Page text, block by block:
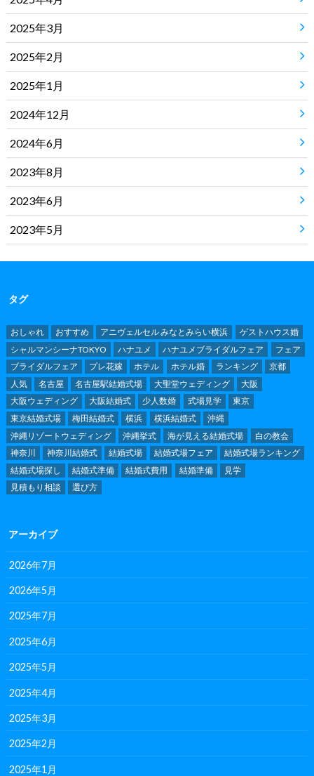
2025年3月
2025年2月
2025年1月
2024年12月
2024年6月
2023年8月
2023年6月
2023年5月
タグ
おしゃれ おすすめ アニヴェルセル みなとみらい横浜
ゲストハウス婚
シャルマンシーナTOKYO
ハナユメ ハナユメブライダルフェア
フェア
ブライダルフェア
プレ花嫁 ホテル ホテル婚 ランキング
京都
人気
名古屋 名古屋駅結婚式場 大聖堂ウェディング
大阪
大阪ウェディング
大阪結婚式 少人数婚 式場見学
東京
東京結婚式場
梅田結婚式 横浜 横浜結婚式
沖縄
沖縄リゾートウェディング
沖縄挙式 海が見える結婚式場
白の教会
神奈川
神奈川結婚式 結婚式場 結婚式場フェア
結婚式場ランキング
結婚式場探し
結婚式準備 結婚式費用 結婚準備
見学
見積もり相談
選び方
アーカイブ
2026年7月
2026年5月
2025年7月
2025年6月
2025年5月
2025年4月
2025年3月
2025年2月
2025年1月